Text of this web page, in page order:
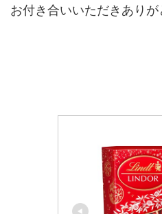
お付き合いいただきありが